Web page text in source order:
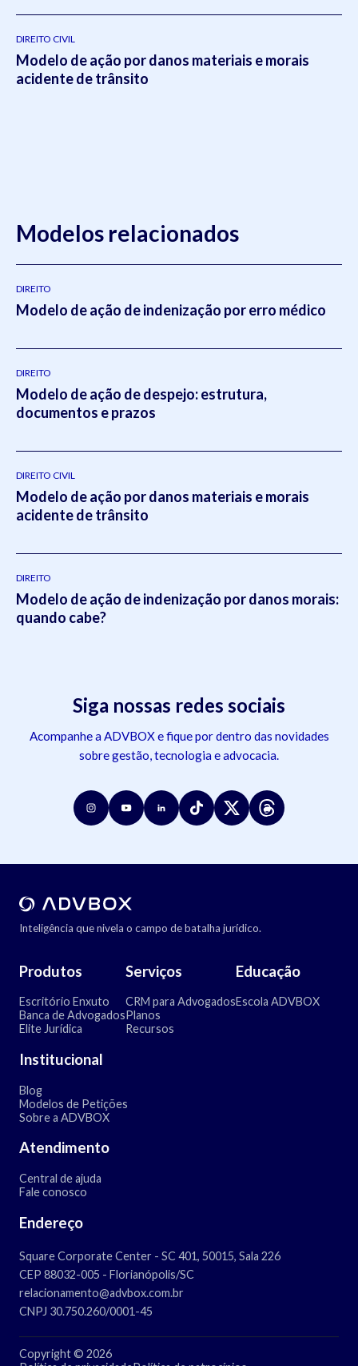
DIREITO CIVIL
Modelo de ação por danos materiais e morais
acidente de trânsito
Modelos relacionados
DIREITO
Modelo de ação de indenização por erro médico
DIREITO
Modelo de ação de despejo: estrutura,
documentos e prazos
DIREITO CIVIL
Modelo de ação por danos materiais e morais
acidente de trânsito
DIREITO
Modelo de ação de indenização por danos morais:
quando cabe?
Siga nossas redes sociais
Acompanhe a ADVBOX e fique por dentro das novidades
sobre gestão, tecnologia e advocacia.
Inteligência que nivela o campo de batalha jurídico.
Produtos
Escritório Enxuto
Banca de Advogados
Elite Jurídica
Serviços
CRM para Advogados
Planos
Recursos
Educação
Escola ADVBOX
Institucional
Blog
Modelos de Petições
Sobre a ADVBOX
Atendimento
Central de ajuda
Fale conosco
Endereço
Square Corporate Center - SC 401, 50015, Sala 226
CEP 88032-005 - Florianópolis/SC
relacionamento@advbox.com.br
CNPJ 30.750.260/0001-45
Copyright © 2026